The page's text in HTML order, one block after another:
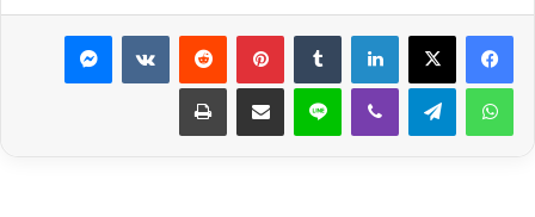
لينكدإن بينتيريست ماسنجر
واتساب تيلقرام ڤايبر لاين مشاركة عبر البريد طباعة